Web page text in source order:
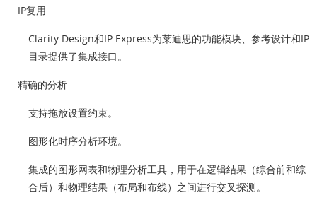
IP复用
Clarity Design和IP Express为莱迪思的功能模块、参考设计和IP
目录提供了集成接口。
精确的分析
支持拖放设置约束。
图形化时序分析环境。
集成的图形网表和物理分析工具，用于在逻辑结果（综合前和综
合后）和物理结果（布局和布线）之间进行交叉探测。